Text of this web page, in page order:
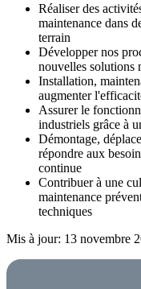
Réaliser des
maintenance dans
terrain
Développer nos
nouvelles solutions
Installation,
augmenter
Assurer le
industriels grâce à
Démontage,
répondre aux
continue
Contribuer à une
maintenance
techniques
Mis à jour: 13 novembre